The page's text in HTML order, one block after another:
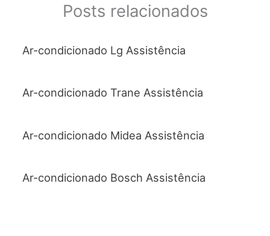
Posts relacionados
Ar-condicionado Lg Assistência
Ar-condicionado Trane Assistência
Ar-condicionado Midea Assistência
Ar-condicionado Bosch Assistência